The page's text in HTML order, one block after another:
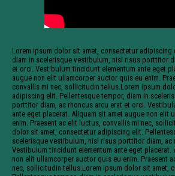
Lorem ipsum dolor sit amet, consectetur adipiscing
diam in scelerisque vestibulum, nisl risus porttitor
et orci. Vestibulum tincidunt elementum ante eget
augue non elit ullamcorper auctor quis eu enim.
convallis mi nec, sollicitudin tellus.Lorem ipsum
adipiscing elit. Pellentesque tempor, diam in
porttitor diam, ac rhoncus arcu erat et orci.
ante eget placerat. Aliquam sit amet augue non elit
enim. Praesent ac elit luctus, convallis mi nec,
dolor sit amet, consectetur adipiscing elit.
scelerisque vestibulum, nisl risus porttitor diam, ac
Vestibulum tincidunt elementum ante eget placerat.
non elit ullamcorper auctor quis eu enim. Praesent
nec, sollicitudin tellus.Lorem ipsum dolor sit amet,